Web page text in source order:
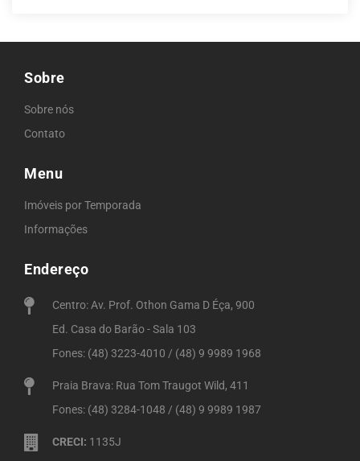
Sobre
Sobre nós
Contato
Menu
Imóveis por Temporada
Informações
Endereço
Centro: Av. Prof. Othon Gama D Éça, 900
Ed. Casa do Barão - Sala 103
Fones: (48) 3223-4010 / (48) 9 9989 1968
Praia Brava: Rua Tom Traugot Wild, 411
Fones: (48) 3284-1048 / (48) 9 9989 1987
CRECI: 1135J